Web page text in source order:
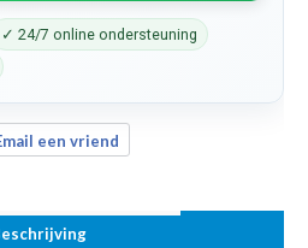
✓ 24/7 online ondersteuning
een vriend